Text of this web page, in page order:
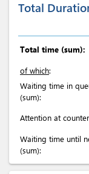
Total
Total time (sum):
of which:
Waiting time in
(sum):
Attention at
Waiting time until
(sum):